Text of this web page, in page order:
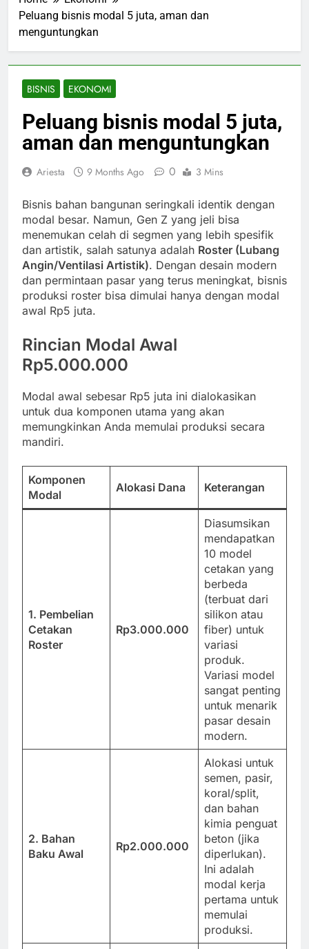
Peluang bisnis modal 5 juta, aman dan
menguntungkan
BISNIS EKONOMI
Peluang bisnis modal 5 juta,
aman dan menguntungkan
Ariesta 9 Months Ago 0 3 Mins
Bisnis bahan bangunan seringkali identik dengan
modal besar. Namun, Gen Z yang jeli bisa
menemukan celah di segmen yang lebih spesifik
dan artistik, salah satunya adalah Roster (Lubang
Angin/Ventilasi Artistik). Dengan desain modern
dan permintaan pasar yang terus meningkat, bisnis
produksi roster bisa dimulai hanya dengan modal
awal Rp5 juta.
Rincian Modal Awal
Rp5.000.000
Modal awal sebesar Rp5 juta ini dialokasikan
untuk dua komponen utama yang akan
memungkinkan Anda memulai produksi secara
mandiri.
Komponen
Modal
Alokasi Dana Keterangan
1. Pembelian
Cetakan
Roster
Rp3.000.000
Diasumsikan
mendapatkan
10 model
cetakan yang
berbeda
(terbuat dari
silikon atau
fiber) untuk
variasi
produk.
Variasi model
sangat penting
untuk menarik
pasar desain
modern.
2. Bahan
Baku Awal
Rp2.000.000
Alokasi untuk
semen, pasir,
koral/split,
dan bahan
kimia penguat
beton (jika
diperlukan).
Ini adalah
modal kerja
pertama untuk
memulai
produksi.